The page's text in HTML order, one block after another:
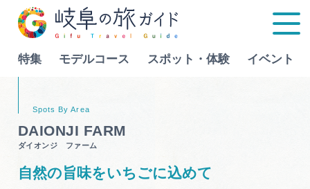
特集 モデルコース スポット・体験 イベント
Language
DAIONJI FARM
ダイオンジ ファーム
自然の旨味をいちごに込めて